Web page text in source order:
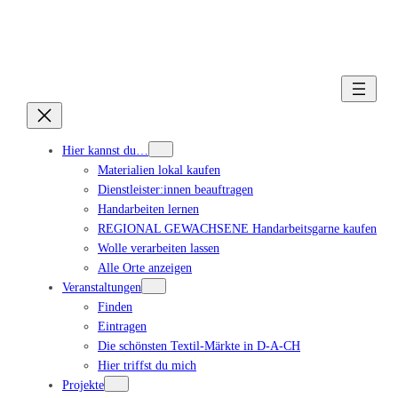
Hier kannst du…
Materialien lokal kaufen
Dienstleister:innen beauftragen
Handarbeiten lernen
REGIONAL GEWACHSENE Handarbeitsgarne kaufen
Wolle verarbeiten lassen
Alle Orte anzeigen
Veranstaltungen
Finden
Eintragen
Die schönsten Textil-Märkte in D-A-CH
Hier triffst du mich
Projekte